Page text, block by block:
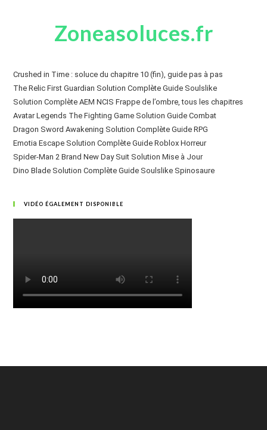
Zoneasoluces.fr
Crushed in Time : soluce du chapitre 10 (fin), guide pas à pas
The Relic First Guardian Solution Complète Guide Soulslike
Solution Complète AEM NCIS Frappe de l’ombre, tous les chapitres
Avatar Legends The Fighting Game Solution Guide Combat
Dragon Sword Awakening Solution Complète Guide RPG
Emotia Escape Solution Complète Guide Roblox Horreur
Spider-Man 2 Brand New Day Suit Solution Mise à Jour
Dino Blade Solution Complète Guide Soulslike Spinosaure
VIDÉO ÉGALEMENT DISPONIBLE